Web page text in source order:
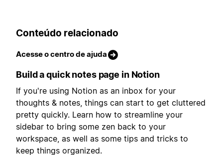
Conteúdo relacionado
Acesse o centro de ajuda
Build a quick notes page in Notion
If you're using Notion as an inbox for your
thoughts & notes, things can start to get cluttered
pretty quickly. Learn how to streamline your
sidebar to bring some zen back to your
workspace, as well as some tips and tricks to
keep things organized.